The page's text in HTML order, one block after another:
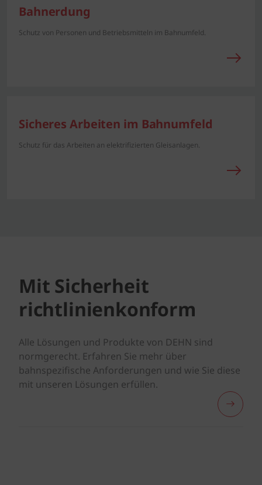
Bahnerdung
Schutz von Personen und Betriebsmitteln im Bahnumfeld.
Sicheres Arbeiten im Bahnumfeld
Schutz für das Arbeiten an elektrifizierten Gleisanlagen.
Mit Sicherheit
richtlinienkonform
Alle Lösungen und Produkte von DEHN sind
normgerecht. Erfahren Sie mehr über
bahnspezifische Anforderungen und wie Sie diese
mit unseren Lösungen erfüllen.